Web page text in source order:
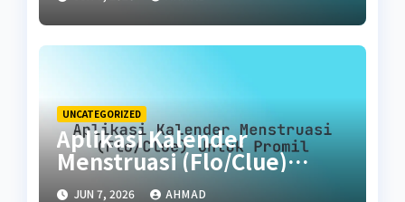
UNCATEGORIZED
Aplikasi Kalender
Menstruasi (Flo/Clue)
untuk Promil
JUN 7, 2026 AHMAD